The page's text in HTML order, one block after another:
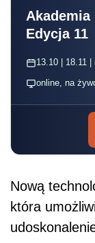
Akademia
Edycja 11
13.10 | 18.11
online, na
Nową
która